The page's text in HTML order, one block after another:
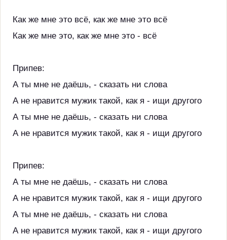
Как же мне это всё, как же мне это всё
Как же мне это, как же мне это - всё
Припев:
А ты мне не даёшь, - сказать ни слова
А не нравится мужик такой, как я - ищи другого
А ты мне не даёшь, - сказать ни слова
А не нравится мужик такой, как я - ищи другого
Припев:
А ты мне не даёшь, - сказать ни слова
А не нравится мужик такой, как я - ищи другого
А ты мне не даёшь, - сказать ни слова
А не нравится мужик такой, как я - ищи другого